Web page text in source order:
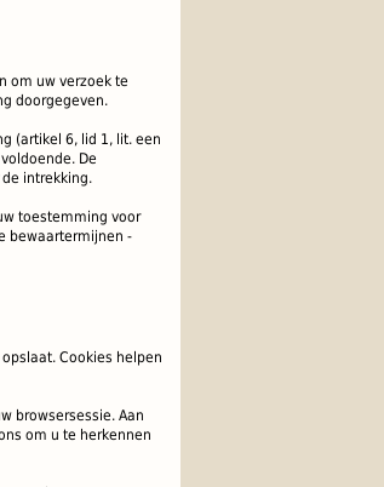
om uw verzoek te
doorgegeven.
(artikel 6, lid 1, lit. een
De
intrekking.
toestemming voor
bewaartermijnen -
Cookies helpen
browsersessie. Aan
om u te herkennen